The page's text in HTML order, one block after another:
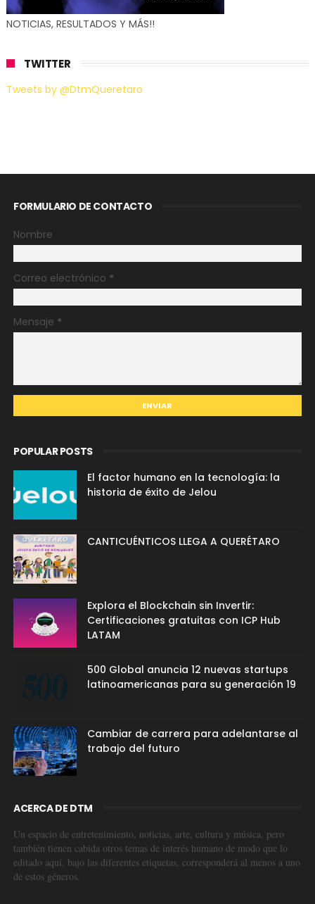
NOTICIAS, RESULTADOS Y MÁS!!
TWITTER
Tweets by @DtmQueretaro
FORMULARIO DE CONTACTO
Nombre
Correo electrónico *
Mensaje *
POPULAR POSTS
El factor humano en la tecnología: la
historia de éxito de Jelou
CANTICUÉNTICOS LLEGA A QUERÉTARO
Explora el Blockchain sin Invertir:
Certificaciones gratuitas con ICP Hub
LATAM
500 Global anuncia 12 nuevas startups
latinoamericanas para su generación 19
Cambiar de carrera para adelantarse al
trabajo del futuro
ACERCA DE DTM
Un espacio de entretenimiento, noticias, arte, cultura y música, pero
también tienen cabida otros temas de interés humano de modo que lo
editado aquí, bajo las diferentes etiquetas, corresponderá al menos a uno
de estos géneros.